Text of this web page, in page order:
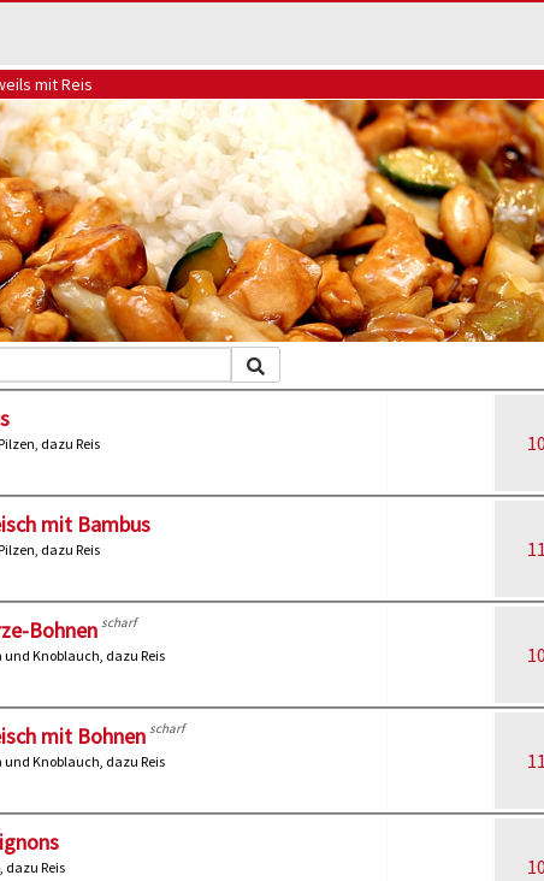
mit Reis
dazu Reis
mit Bambus
dazu Reis
Bohnen scharf
Knoblauch, dazu Reis
mit Bohnen scharf
Knoblauch, dazu Reis
Reis